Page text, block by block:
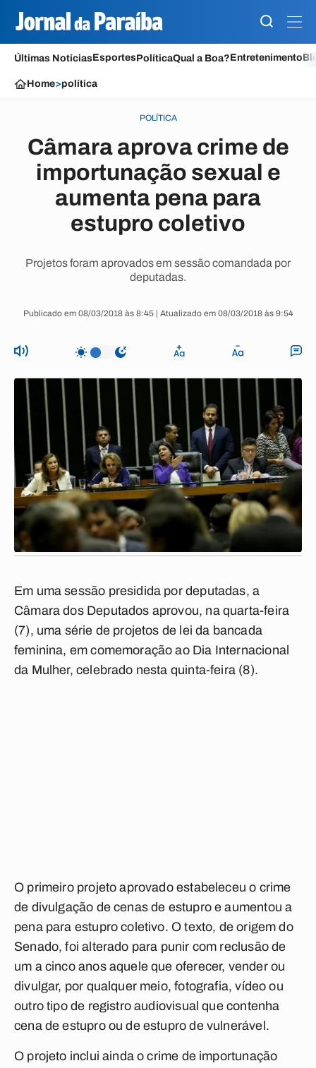
Últimas NotíciasEsportesPolíticaQual a Boa?Entretenimento
Home>política
POLÍTICA
Câmara aprova crime de
importunação sexual e
aumenta pena para
estupro coletivo
Projetos foram aprovados em sessão comandada por
deputadas.
Publicado em 08/03/2018 às 8:45 | Atualizado em 08/03/2018 às 9:54
Em uma sessão presidida por deputadas, a
Câmara dos Deputados aprovou, na quarta-feira
(7), uma série de projetos de lei da bancada
feminina, em comemoração ao Dia Internacional
da Mulher, celebrado nesta quinta-feira (8).
O primeiro projeto aprovado estabeleceu o crime
de divulgação de cenas de estupro e aumentou a
pena para estupro coletivo. O texto, de origem do
Senado, foi alterado para punir com reclusão de
um a cinco anos aquele que oferecer, vender ou
divulgar, por qualquer meio, fotografia, vídeo ou
outro tipo de registro audiovisual que contenha
cena de estupro ou de estupro de vulnerável.
O projeto inclui ainda o crime de importunação